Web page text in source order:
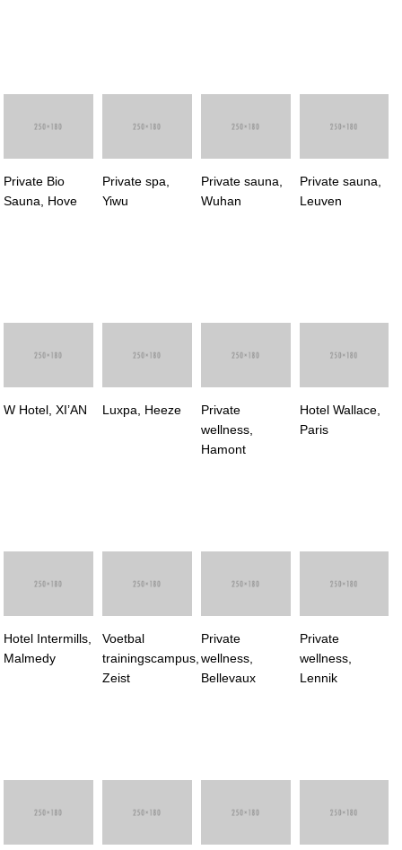
Private Bio
Sauna, Hove
Private spa,
Yiwu
Private sauna,
Wuhan
Private sauna,
Leuven
W Hotel, XI’AN Luxpa, Heeze
Private
wellness,
Hamont
Hotel Wallace,
Paris
Hotel Intermills,
Malmedy
Voetbal
trainingscampus,
Zeist
Private
wellness,
Bellevaux
Private
wellness,
Lennik